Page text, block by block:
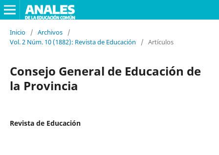
Inicio / Archivos
/
Vol. 2 Núm. 10 (1882): Revista de Educación
/ Artículos
Consejo General de Educación de
la Provincia
Revista de Educación